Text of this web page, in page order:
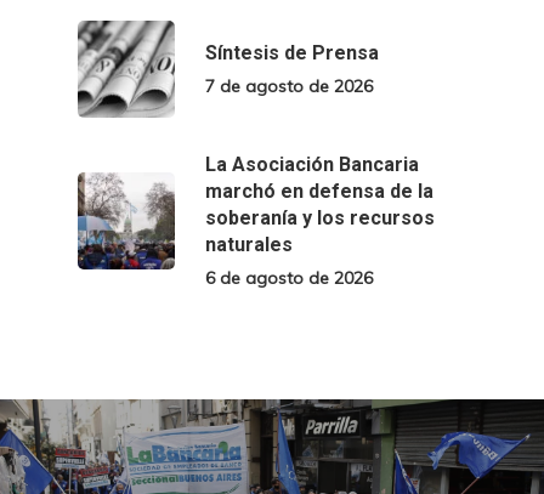
Síntesis de Prensa
7 de agosto de 2026
La Asociación Bancaria
marchó en defensa de la
soberanía y los recursos
naturales
6 de agosto de 2026